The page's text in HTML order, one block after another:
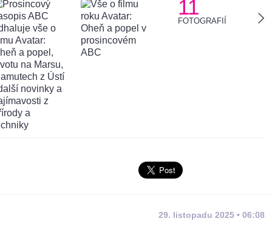
11
FOTOGRAFIÍ
29. listopadu 2025 • 06:08